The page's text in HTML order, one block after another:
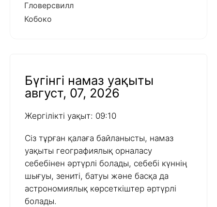
Гловерсвилл
Кобоко
Бүгінгі намаз уақыты
август, 07, 2026
Жергілікті уақыт: 09:10
Сіз тұрған қалаға байланысты, намаз
уақыты географиялық орналасу
себебінен әртүрлі болады, себебі күннің
шығуы, зениті, батуы және басқа да
астрономиялық көрсеткіштер әртүрлі
болады.